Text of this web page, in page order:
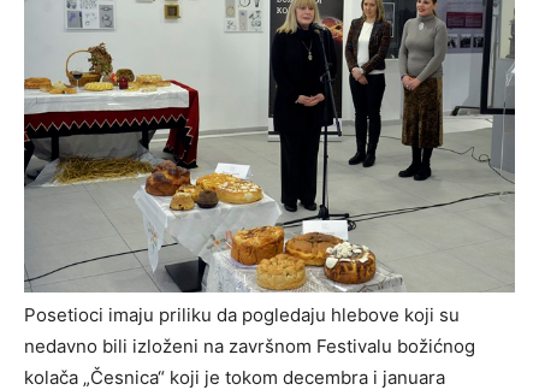
Posetioci imaju priliku da pogledaju hlebove koji su
nedavno bili izloženi na završnom Festivalu božićnog
kolača „Česnica“ koji je tokom decembra i januara